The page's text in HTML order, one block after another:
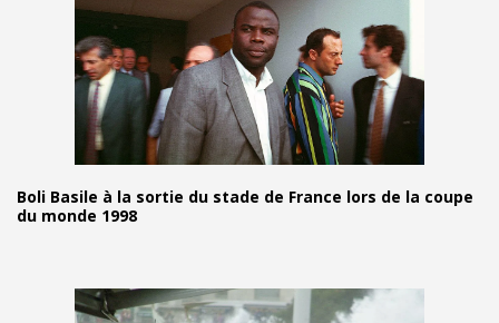
Boli Basile à la sortie du stade de France lors de la coupe
du monde 1998